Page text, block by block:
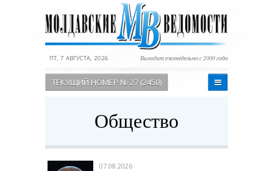
ПТ, 7 АВГУСТА, 2026 Выходит еженедельно с 2000 года
ТЕКУЩИЙ НОМЕР № 27 (2450)
Общество
07.08.2026